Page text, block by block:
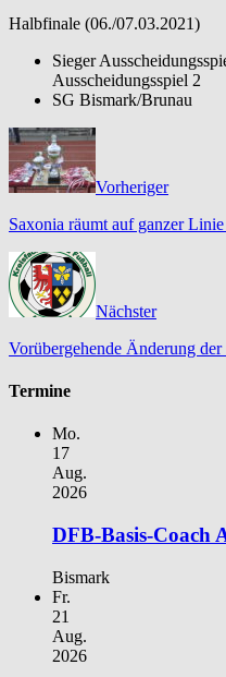
Halbfinale (06./07.03.2021)
Sieger
Ausscheidungsspiel 2
SG Bismark/
Vorheriger
Saxonia räumt auf ganzer
Nächster
Vorübergehende Änderung
Termine
Mo.
17
Aug.
2026
DFB-Basis-Coach
Bismark
Fr.
21
Aug.
2026